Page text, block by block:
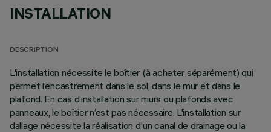
INSTALLATION
DESCRIPTION
L'installation nécessite le boîtier (à acheter séparément) qui
permet l’encastrement dans le sol, dans le mur et dans le
plafond. En cas d’installation sur murs ou plafonds avec
panneaux, le boîtier n’est pas nécessaire. L'installation sur
dallage nécessite la réalisation d'un canal de drainage ou la